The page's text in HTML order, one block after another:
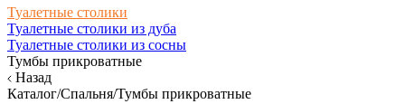
Туалетные столики
Туалетные столики из дуба
Туалетные столики из сосны
Тумбы прикроватные
Назад
Каталог/Спальня/Тумбы прикроватные